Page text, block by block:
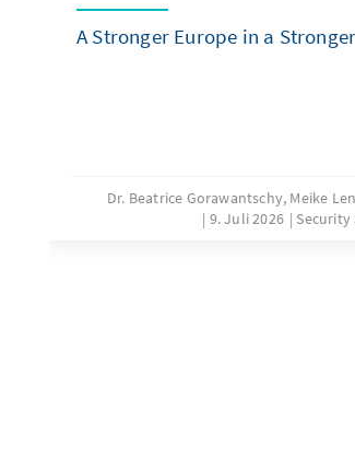
A Stronger Europe in a
Dr. Beatrice Gorawantschy, Meike
9. Juli 2026